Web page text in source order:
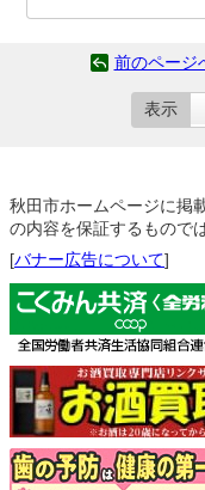
前のページ
表示
秋田市ホームページに掲
の内容を保証するもので
[バナー広告について]